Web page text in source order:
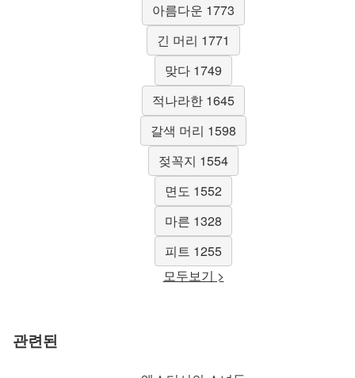
아름다운 1773
긴 머리 1771
맞다 1749
적나라한 1645
갈색 머리 1598
젖꼭지 1554
면도 1552
마른 1328
피트 1255
모두보기 >
관련된